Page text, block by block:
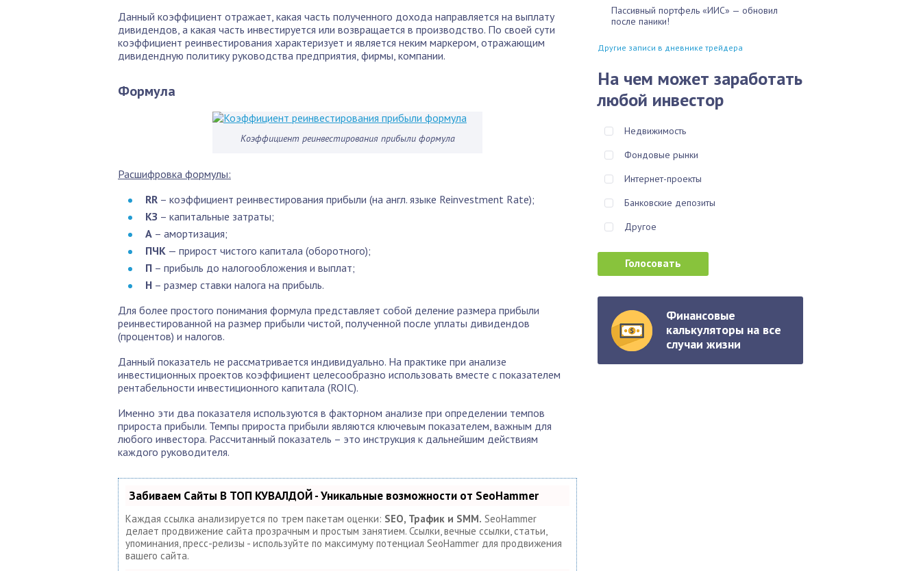
Данный коэффициент отражает, какая часть полученного дохода направляется на выплату
дивидендов, а какая часть инвестируется или возвращается в производство. По своей сути
коэффициент реинвестирования характеризует и является неким маркером, отражающим
дивидендную политику руководства предприятия, фирмы, компании.
Формула
Коэффициент реинвестирования прибыли формула
Расшифровка формулы:
RR – коэффициент реинвестирования прибыли (на англ. языке Reinvestment Rate);
КЗ – капитальные затраты;
А – амортизация;
ПЧК — прирост чистого капитала (оборотного);
П – прибыль до налогообложения и выплат;
Н – размер ставки налога на прибыль.
Для более простого понимания формула представляет собой деление размера прибыли
реинвестированной на размер прибыли чистой, полученной после уплаты дивидендов
(процентов) и налогов.
Данный показатель не рассматривается индивидуально. На практике при анализе
инвестиционных проектов коэффициент целесообразно использовать вместе с показателем
рентабельности инвестиционного капитала (ROIC).
Именно эти два показателя используются в факторном анализе при определении темпов
прироста прибыли. Темпы прироста прибыли являются ключевым показателем, важным для
любого инвестора. Рассчитанный показатель – это инструкция к дальнейшим действиям
каждого руководителя.
Забиваем Сайты В ТОП КУВАЛДОЙ - Уникальные возможности от SeoHammer
Каждая ссылка анализируется по трем пакетам оценки: SEO, Трафик и SMM. SeoHammer
делает продвижение сайта прозрачным и простым занятием. Ссылки, вечные ссылки, статьи,
упоминания, пресс-релизы - используйте по максимуму потенциал SeoHammer для продвижения
вашего сайта.
Пассивный портфель «ИИС» — обновил
после паники!
Другие записи в дневнике трейдера
На чем может заработать
любой инвестор
Недвижимость
Фондовые рынки
Интернет-проекты
Банковские депозиты
Другое
Финансовые
калькуляторы на все
случаи жизни